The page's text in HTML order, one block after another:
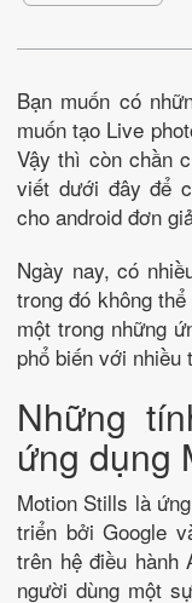
Bạn muốn có
muốn tạo Live
Vậy thì còn chần
viết dưới đây để
cho android đơn
Ngày nay, có
trong đó không
một trong những
phổ biến với nhiều
Những
ứng dụng
Motion Stills là
triển bởi Google
trên hệ điều hành
người dùng một